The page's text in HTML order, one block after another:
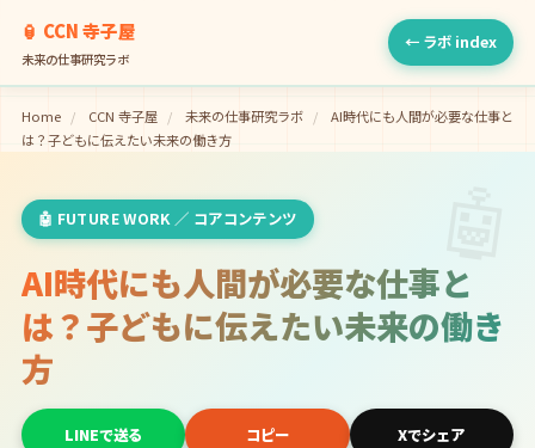
🏮 CCN 寺子屋
未来の仕事研究ラボ
← ラボ index
Home / CCN 寺子屋 / 未来の仕事研究ラボ /
AI時代にも人間が必要な仕事と
は？子どもに伝えたい未来の働き方
🤖 FUTURE WORK ／ コアコンテンツ
AI時代にも人間が必要な仕事と
は？子どもに伝えたい未来の働き
方
LINEで送る コピー Xでシェア